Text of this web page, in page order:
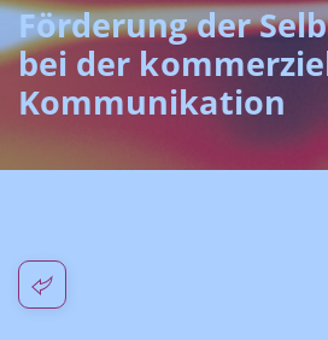
Förderung der
bei der
Kommunikation